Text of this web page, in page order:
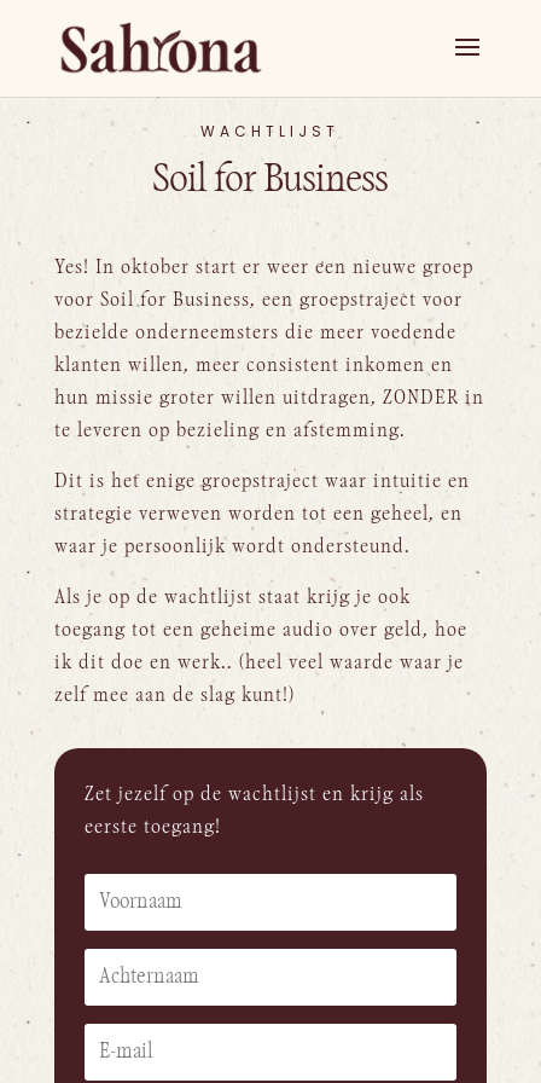
WACHTLIJST
Soil for Business
Yes! In oktober start er weer een nieuwe groep
voor Soil for Business, een groepstraject voor
bezielde onderneemsters die meer voedende
klanten willen, meer consistent inkomen en
hun missie groter willen uitdragen, ZONDER in
te leveren op bezieling en afstemming.
Dit is het enige groepstraject waar intuitie en
strategie verweven worden tot een geheel, en
waar je persoonlijk wordt ondersteund.
Als je op de wachtlijst staat krijg je ook
toegang tot een geheime audio over geld, hoe
ik dit doe en werk.. (heel veel waarde waar je
zelf mee aan de slag kunt!)
Zet jezelf op de wachtlijst en krijg als
eerste toegang!